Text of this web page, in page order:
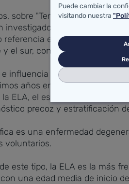
sobre "Tendencias en la
investigado todos los casos
referencia el patrón
el sur, con una frecuencia
influencia del medio
años en otras líneas de
ELA, el estudio de
precoz y estratificación
es una enfermedad
voluntarios.
este tipo, la ELA es la más
una edad media de inicio
Puede cambiar la
visitando nuestra